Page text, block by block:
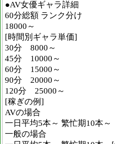
●AV女優ギャラ詳細
60分総額 ランク分け
18000～
[時間別ギャラ単価]
30分 8000～
45分 10000～
60分 15000～
90分 20000～
120分 25000～
[稼ぎの例]
AVの場合
一日平均5本～ 繁忙期10本～
一般の場合